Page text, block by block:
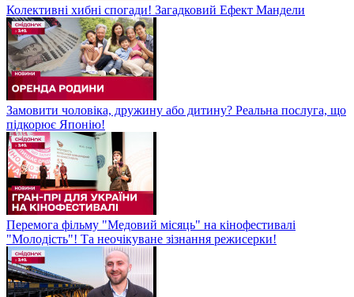
Колективні хибні спогади! Загадковий Ефект Мандели
Замовити чоловіка, дружину або дитину? Реальна послуга, що
підкорює Японію!
Перемога фільму "Медовий місяць" на кінофестивалі
"Молодість"! Та неочікуване зізнання режисерки!